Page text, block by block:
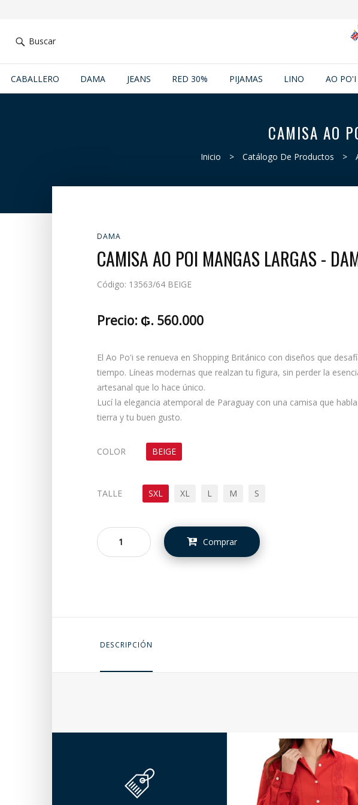
Buscar
CABALLERO DAMA JEANS RED 30% PIJAMAS LINO AO PO'I
CAMISA AO
Inicio > Catálogo De Productos >
DAMA
CAMISA AO POI MANGAS LARGAS -
Código: 13563/64 BEIGE
Precio: ₲. 560.000
El Ao Po'i se renueva en Shopping Británico con diseños que
tiempo. Líneas modernas que realzan tu figura, sin perder la
artesanal que lo hace único.
Lucí la elegancia atemporal de Paraguay con una camisa que
tierra y tu buen gusto.
COLOR BEIGE
TALLE SXL XL L M S
Comprar
DESCRIPCIÓN